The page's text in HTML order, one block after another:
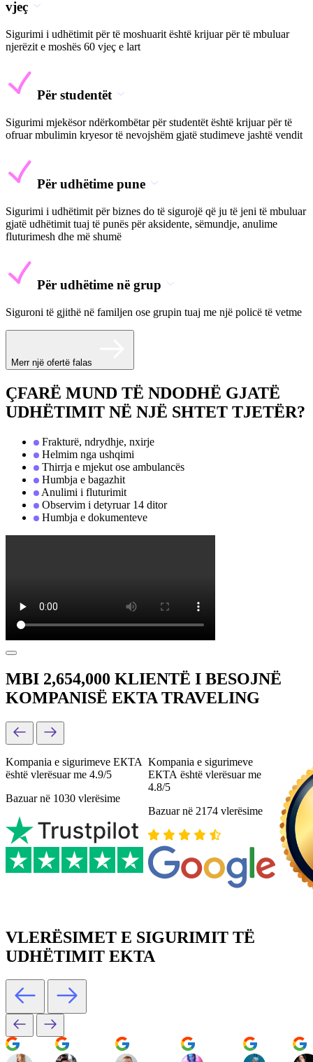
vjeç
Sigurimi i udhëtimit për të moshuarit është krijuar për të mbuluar
njerëzit e moshës 60 vjeç e lart
Për studentët
Sigurimi mjekësor ndërkombëtar për studentët është krijuar për të
ofruar mbulimin kryesor të nevojshëm gjatë studimeve jashtë vendit
Për udhëtime pune
Sigurimi i udhëtimit për biznes do të sigurojë që ju të jeni të mbuluar
gjatë udhëtimit tuaj të punës për aksidente, sëmundje, anulime
fluturimesh dhe më shumë
Për udhëtime në grup
Siguroni të gjithë në familjen ose grupin tuaj me një policë të vetme
Merr një ofertë falas
ÇFARË MUND TË NDODHË GJATË
UDHËTIMIT NË NJË SHTET TJETËR?
Frakturë, ndrydhje, nxirje
Helmim nga ushqimi
Thirrja e mjekut ose ambulancës
Humbja e bagazhit
Anulimi i fluturimit
Observim i detyruar 14 ditor
Humbja e dokumenteve
MBI 2,654,000 KLIENTË I BESOJNË
KOMPANISË EKTA TRAVELING
Kompania e sigurimeve ЕКТА
është vlerësuar me 4.9/5
Bazuar në 1030 vlerësime
Kompania e sigurimeve
ЕКТА është vlerësuar me
4.8/5
Bazuar në 2174 vlerësime
VLERËSIMET E SIGURIMIT TË
UDHËTIMIT EKTA